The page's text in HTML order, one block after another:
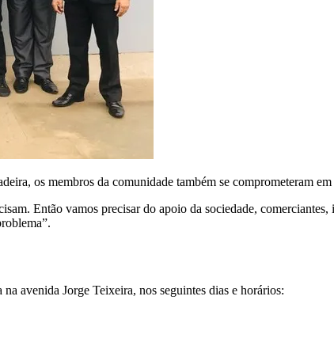
os membros da comunidade também se comprometeram
Então vamos precisar do apoio da sociedade,
avenida Jorge Teixeira, nos seguintes dias e horários: